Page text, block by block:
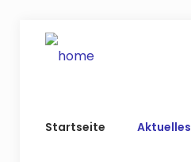
Startseite Aktuelles